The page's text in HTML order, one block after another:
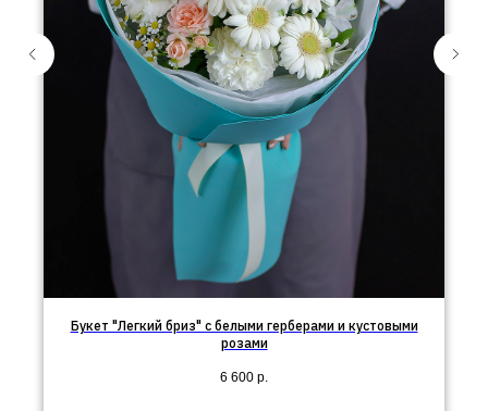
Букет "Легкий бриз" с белыми герберами и кустовыми
розами
6 600 р.